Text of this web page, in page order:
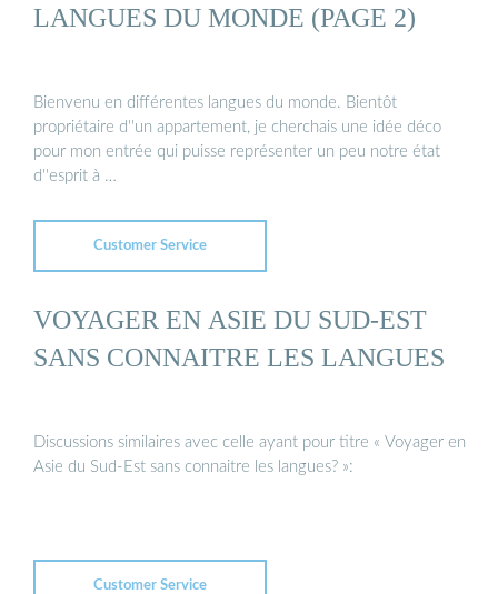
LANGUES DU MONDE (PAGE 2)
Bienvenu en différentes langues du monde. Bientôt
propriétaire d''un appartement, je cherchais une idée déco
pour mon entrée qui puisse représenter un peu notre état
d''esprit à …
Customer Service
VOYAGER EN ASIE DU SUD-EST
SANS CONNAITRE LES LANGUES
Discussions similaires avec celle ayant pour titre « Voyager en
Asie du Sud-Est sans connaitre les langues? »:
Customer Service